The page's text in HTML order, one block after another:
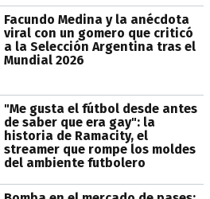
Facundo Medina y la anécdota
viral con un gomero que criticó
a la Selección Argentina tras el
Mundial 2026
"Me gusta el fútbol desde antes
de saber que era gay": la
historia de Ramacity, el
streamer que rompe los moldes
del ambiente futbolero